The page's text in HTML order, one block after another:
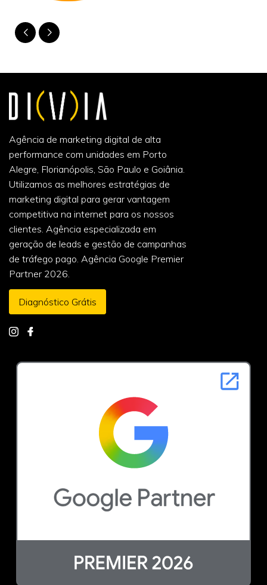
Agência de marketing digital de alta
performance com unidades em Porto
Alegre, Florianópolis, São Paulo e Goiânia.
Utilizamos as melhores estratégias de
marketing digital para gerar vantagem
competitiva na internet para os nossos
clientes. Agência especializada em
geração de leads e gestão de campanhas
de tráfego pago. Agência Google Premier
Partner 2026.
Diagnóstico Grátis